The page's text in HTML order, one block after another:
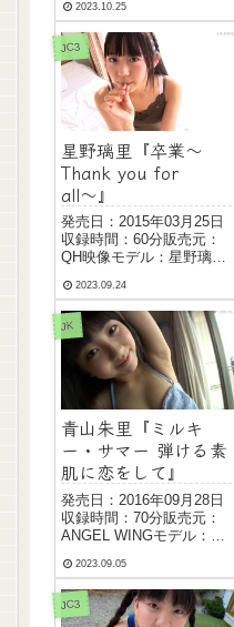
日：2003年03月22日サイ
ズ：T...
2023.10.25
JC3
星野璃里『卒業〜
Thank you for
all〜』
発売日：2015年03月25日
収録時間：60分販売元：
QH映像モデル：星野璃里
1999年08月18日サイズ：
T160 B7...
2023.09.24
JK
青山朱里『ミルキ
ー・サマー 弾ける素
肌に恋をして』
発売日：2016年09月28日
収録時間：70分販売元：
ANGEL WINGモデル：青
月日：2001年02月18日サ
イズ：T...
2023.09.05
JC3